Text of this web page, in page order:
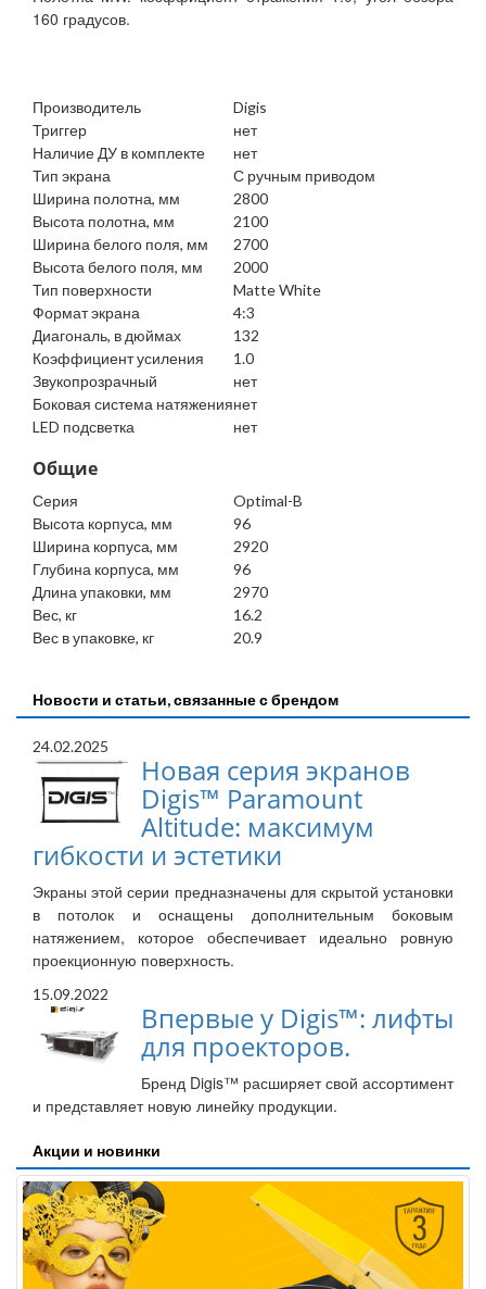
160 градусов.
Производитель
Digis
Триггер
нет
Наличие ДУ в комплекте
нет
Тип экрана
С ручным приводом
Ширина полотна, мм
2800
Высота полотна, мм
2100
Ширина белого поля, мм
2700
Высота белого поля, мм
2000
Тип поверхности
Matte White
Формат экрана
4:3
Диагональ, в дюймах
132
Коэффициент усиления
1.0
Звукопрозрачный
нет
Боковая система натяжениянет
LED подсветка
нет
Общие
Серия
Optimal-B
Высота корпуса, мм
96
Ширина корпуса, мм
2920
Глубина корпуса, мм
96
Длина упаковки, мм
2970
Вес, кг
16.2
Вес в упаковке, кг
20.9
Новости и статьи, связанные с брендом
24.02.2025
Новая серия экранов
Digis™ Paramount
Altitude: максимум
гибкости и эстетики
Экраны этой серии предназначены для скрытой установки
в потолок и оснащены дополнительным боковым
натяжением, которое обеспечивает идеально ровную
проекционную поверхность.
15.09.2022
Впервые у Digis™: лифты
для проекторов.
Бренд Digis™ расширяет свой ассортимент
и представляет новую линейку продукции.
Акции и новинки